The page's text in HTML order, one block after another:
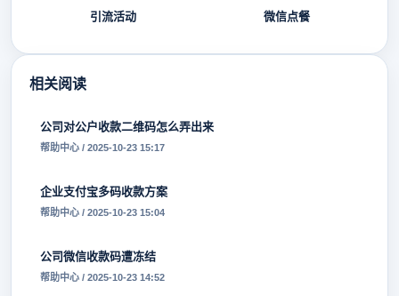
引流活动 微信点餐
相关阅读
公司对公户收款二维码怎么弄出来
帮助中心 / 2025-10-23 15:17
企业支付宝多码收款方案
帮助中心 / 2025-10-23 15:04
公司微信收款码遭冻结
帮助中心 / 2025-10-23 14:52